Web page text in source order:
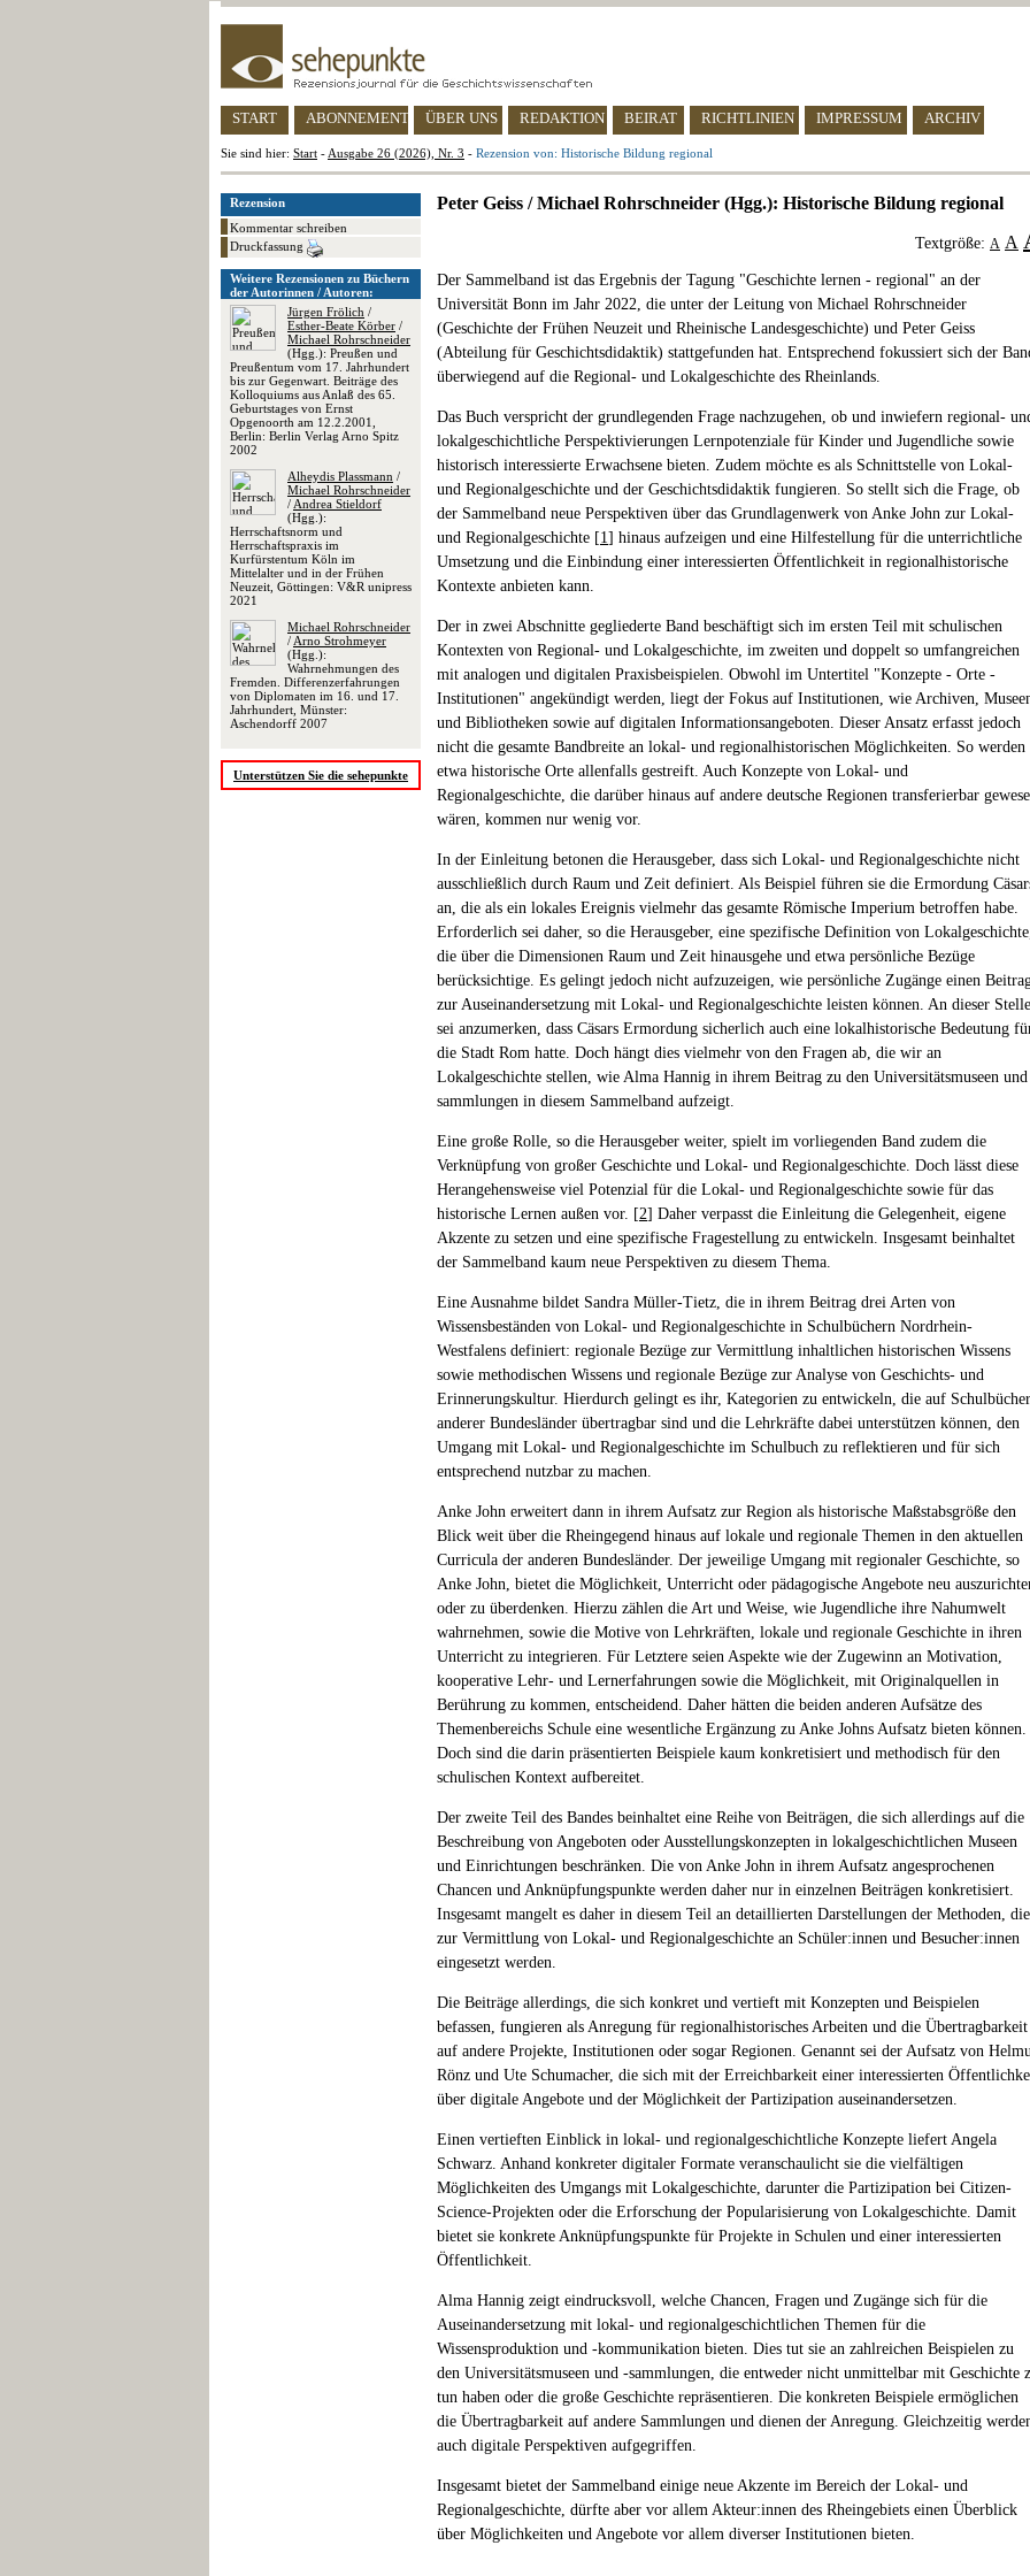
START ABONNEMENT ÜBER UNS REDAKTION BEIRAT RICHTLINIEN IMPRESSUM ARCHIV
Sie sind hier: Start - Ausgabe 26 (2026), Nr. 3 - Rezension von: Historische Bildung regional
Rezension
Kommentar schreiben
Druckfassung
Weitere Rezensionen zu Büchern
der Autorinnen / Autoren:
Jürgen Frölich /
Esther-Beate Körber /
Michael Rohrschneider
(Hgg.): Preußen und
Preußentum vom 17. Jahrhundert
bis zur Gegenwart. Beiträge des
Kolloquiums aus Anlaß des 65.
Geburtstages von Ernst
Opgenoorth am 12.2.2001,
Berlin: Berlin Verlag Arno Spitz
2002
Alheydis Plassmann /
Michael Rohrschneider
/ Andrea Stieldorf
(Hgg.):
Herrschaftsnorm und
Herrschaftspraxis im
Kurfürstentum Köln im
Mittelalter und in der Frühen
Neuzeit, Göttingen: V&R unipress
2021
Michael Rohrschneider
/ Arno Strohmeyer
(Hgg.):
Wahrnehmungen des
Fremden. Differenzerfahrungen
von Diplomaten im 16. und 17.
Jahrhundert, Münster:
Aschendorff 2007
Unterstützen Sie die sehepunkte
Peter Geiss / Michael Rohrschneider (Hgg.): Historische Bildung regional
Textgröße: A A
Der Sammelband ist das Ergebnis der Tagung "Geschichte lernen - regional" an der
Universität Bonn im Jahr 2022, die unter der Leitung von Michael Rohrschneider
(Geschichte der Frühen Neuzeit und Rheinische Landesgeschichte) und Peter Geiss
(Abteilung für Geschichtsdidaktik) stattgefunden hat. Entsprechend fokussiert sich der
überwiegend auf die Regional- und Lokalgeschichte des Rheinlands.
Das Buch verspricht der grundlegenden Frage nachzugehen, ob und inwiefern regional-
lokalgeschichtliche Perspektivierungen Lernpotenziale für Kinder und Jugendliche sowie
historisch interessierte Erwachsene bieten. Zudem möchte es als Schnittstelle von Lokal-
und Regionalgeschichte und der Geschichtsdidaktik fungieren. So stellt sich die Frage, ob
der Sammelband neue Perspektiven über das Grundlagenwerk von Anke John zur Lokal-
und Regionalgeschichte [1] hinaus aufzeigen und eine Hilfestellung für die unterrichtliche
Umsetzung und die Einbindung einer interessierten Öffentlichkeit in regionalhistorische
Kontexte anbieten kann.
Der in zwei Abschnitte gegliederte Band beschäftigt sich im ersten Teil mit schulischen
Kontexten von Regional- und Lokalgeschichte, im zweiten und doppelt so umfangreichen
mit analogen und digitalen Praxisbeispielen. Obwohl im Untertitel "Konzepte - Orte -
Institutionen" angekündigt werden, liegt der Fokus auf Institutionen, wie Archiven,
und Bibliotheken sowie auf digitalen Informationsangeboten. Dieser Ansatz erfasst jedoch
nicht die gesamte Bandbreite an lokal- und regionalhistorischen Möglichkeiten. So werden
etwa historische Orte allenfalls gestreift. Auch Konzepte von Lokal- und
Regionalgeschichte, die darüber hinaus auf andere deutsche Regionen transferierbar
wären, kommen nur wenig vor.
In der Einleitung betonen die Herausgeber, dass sich Lokal- und Regionalgeschichte nicht
ausschließlich durch Raum und Zeit definiert. Als Beispiel führen sie die Ermordung
an, die als ein lokales Ereignis vielmehr das gesamte Römische Imperium betroffen habe.
Erforderlich sei daher, so die Herausgeber, eine spezifische Definition von
die über die Dimensionen Raum und Zeit hinausgehe und etwa persönliche Bezüge
berücksichtige. Es gelingt jedoch nicht aufzuzeigen, wie persönliche Zugänge einen
zur Auseinandersetzung mit Lokal- und Regionalgeschichte leisten können. An dieser Stelle
sei anzumerken, dass Cäsars Ermordung sicherlich auch eine lokalhistorische Bedeutung
die Stadt Rom hatte. Doch hängt dies vielmehr von den Fragen ab, die wir an
Lokalgeschichte stellen, wie Alma Hannig in ihrem Beitrag zu den Universitätsmuseen
sammlungen in diesem Sammelband aufzeigt.
Eine große Rolle, so die Herausgeber weiter, spielt im vorliegenden Band zudem die
Verknüpfung von großer Geschichte und Lokal- und Regionalgeschichte. Doch lässt diese
Herangehensweise viel Potenzial für die Lokal- und Regionalgeschichte sowie für das
historische Lernen außen vor. [2] Daher verpasst die Einleitung die Gelegenheit, eigene
Akzente zu setzen und eine spezifische Fragestellung zu entwickeln. Insgesamt beinhaltet
der Sammelband kaum neue Perspektiven zu diesem Thema.
Eine Ausnahme bildet Sandra Müller-Tietz, die in ihrem Beitrag drei Arten von
Wissensbeständen von Lokal- und Regionalgeschichte in Schulbüchern Nordrhein-
Westfalens definiert: regionale Bezüge zur Vermittlung inhaltlichen historischen Wissens
sowie methodischen Wissens und regionale Bezüge zur Analyse von Geschichts- und
Erinnerungskultur. Hierdurch gelingt es ihr, Kategorien zu entwickeln, die auf Schulbücher
anderer Bundesländer übertragbar sind und die Lehrkräfte dabei unterstützen können, den
Umgang mit Lokal- und Regionalgeschichte im Schulbuch zu reflektieren und für sich
entsprechend nutzbar zu machen.
Anke John erweitert dann in ihrem Aufsatz zur Region als historische Maßstabsgröße den
Blick weit über die Rheingegend hinaus auf lokale und regionale Themen in den aktuellen
Curricula der anderen Bundesländer. Der jeweilige Umgang mit regionaler Geschichte, so
Anke John, bietet die Möglichkeit, Unterricht oder pädagogische Angebote neu
oder zu überdenken. Hierzu zählen die Art und Weise, wie Jugendliche ihre Nahumwelt
wahrnehmen, sowie die Motive von Lehrkräften, lokale und regionale Geschichte in ihren
Unterricht zu integrieren. Für Letztere seien Aspekte wie der Zugewinn an Motivation,
kooperative Lehr- und Lernerfahrungen sowie die Möglichkeit, mit Originalquellen in
Berührung zu kommen, entscheidend. Daher hätten die beiden anderen Aufsätze des
Themenbereichs Schule eine wesentliche Ergänzung zu Anke Johns Aufsatz bieten können.
Doch sind die darin präsentierten Beispiele kaum konkretisiert und methodisch für den
schulischen Kontext aufbereitet.
Der zweite Teil des Bandes beinhaltet eine Reihe von Beiträgen, die sich allerdings auf die
Beschreibung von Angeboten oder Ausstellungskonzepten in lokalgeschichtlichen Museen
und Einrichtungen beschränken. Die von Anke John in ihrem Aufsatz angesprochenen
Chancen und Anknüpfungspunkte werden daher nur in einzelnen Beiträgen konkretisiert.
Insgesamt mangelt es daher in diesem Teil an detaillierten Darstellungen der Methoden, die
zur Vermittlung von Lokal- und Regionalgeschichte an Schüler:innen und Besucher:innen
eingesetzt werden.
Die Beiträge allerdings, die sich konkret und vertieft mit Konzepten und Beispielen
befassen, fungieren als Anregung für regionalhistorisches Arbeiten und die Übertragbarkeit
auf andere Projekte, Institutionen oder sogar Regionen. Genannt sei der Aufsatz von
Rönz und Ute Schumacher, die sich mit der Erreichbarkeit einer interessierten
über digitale Angebote und der Möglichkeit der Partizipation auseinandersetzen.
Einen vertieften Einblick in lokal- und regionalgeschichtliche Konzepte liefert Angela
Schwarz. Anhand konkreter digitaler Formate veranschaulicht sie die vielfältigen
Möglichkeiten des Umgangs mit Lokalgeschichte, darunter die Partizipation bei Citizen-
Science-Projekten oder die Erforschung der Popularisierung von Lokalgeschichte. Damit
bietet sie konkrete Anknüpfungspunkte für Projekte in Schulen und einer interessierten
Öffentlichkeit.
Alma Hannig zeigt eindrucksvoll, welche Chancen, Fragen und Zugänge sich für die
Auseinandersetzung mit lokal- und regionalgeschichtlichen Themen für die
Wissensproduktion und -kommunikation bieten. Dies tut sie an zahlreichen Beispielen zu
den Universitätsmuseen und -sammlungen, die entweder nicht unmittelbar mit Geschichte
tun haben oder die große Geschichte repräsentieren. Die konkreten Beispiele ermöglichen
die Übertragbarkeit auf andere Sammlungen und dienen der Anregung. Gleichzeitig
auch digitale Perspektiven aufgegriffen.
Insgesamt bietet der Sammelband einige neue Akzente im Bereich der Lokal- und
Regionalgeschichte, dürfte aber vor allem Akteur:innen des Rheingebiets einen Überblick
über Möglichkeiten und Angebote vor allem diverser Institutionen bieten.